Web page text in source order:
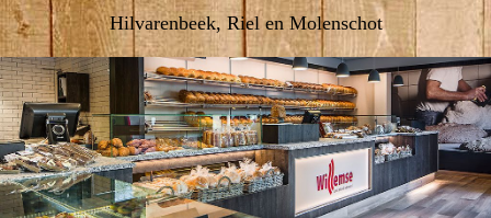
Hilvarenbeek, Riel en Molenschot